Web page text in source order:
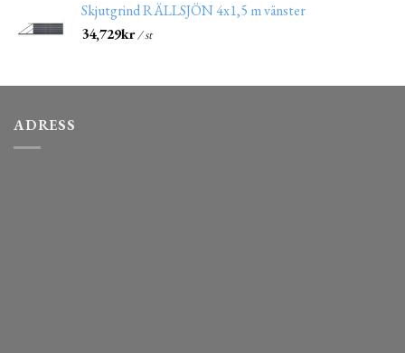
Skjutgrind RÄLLSJÖN 4x1,5 m vänster
34,729kr/ st
ADRESS